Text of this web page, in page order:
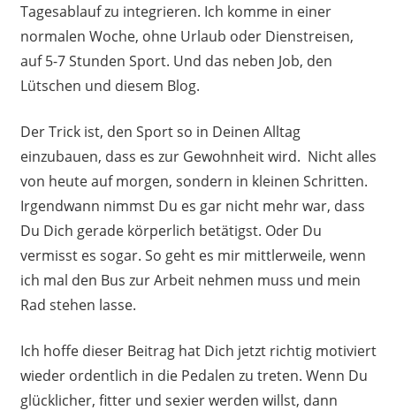
Tagesablauf zu integrieren. Ich komme in einer
normalen Woche, ohne Urlaub oder Dienstreisen,
auf 5-7 Stunden Sport. Und das neben Job, den
Lütschen und diesem Blog.
Der Trick ist, den Sport so in Deinen Alltag
einzubauen, dass es zur Gewohnheit wird. Nicht alles
von heute auf morgen, sondern in kleinen Schritten.
Irgendwann nimmst Du es gar nicht mehr war, dass
Du Dich gerade körperlich betätigst. Oder Du
vermisst es sogar. So geht es mir mittlerweile, wenn
ich mal den Bus zur Arbeit nehmen muss und mein
Rad stehen lasse.
Ich hoffe dieser Beitrag hat Dich jetzt richtig motiviert
wieder ordentlich in die Pedalen zu treten. Wenn Du
glücklicher, fitter und sexier werden willst, dann